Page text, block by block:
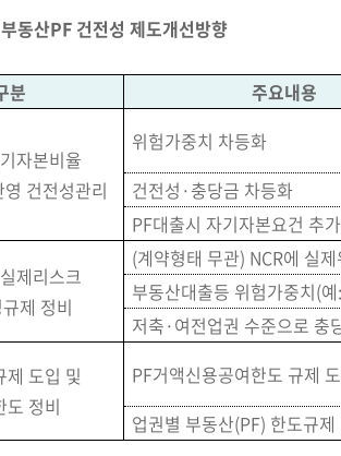
동산PF 건전성 제도개선방향
분 주요내용
자본비율
영 건전성관리
위험가중치 차등화
건전성·충당금 차등화
PF대출시 자기자본요건 추가
제리스크
제 정비
(계약형태 무관) NCR에 실
부동산대출등 위험가중치(
저축·여전업권 수준으로 충
도입 및
도 정비
PF거액신용공여한도 규제
업권별 부동산(PF) 한도규제